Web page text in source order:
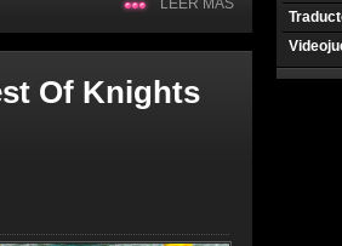
LEER MÁS
Of Knights